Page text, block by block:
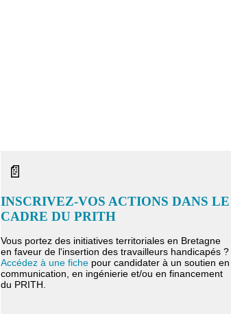
📄
INSCRIVEZ-VOS ACTIONS DANS LE
CADRE DU PRITH
Vous portez des initiatives territoriales en Bretagne
en faveur de l'insertion des travailleurs handicapés ?
Accédez à une fiche pour candidater à un soutien en
communication, en ingénierie et/ou en financement
du PRITH.